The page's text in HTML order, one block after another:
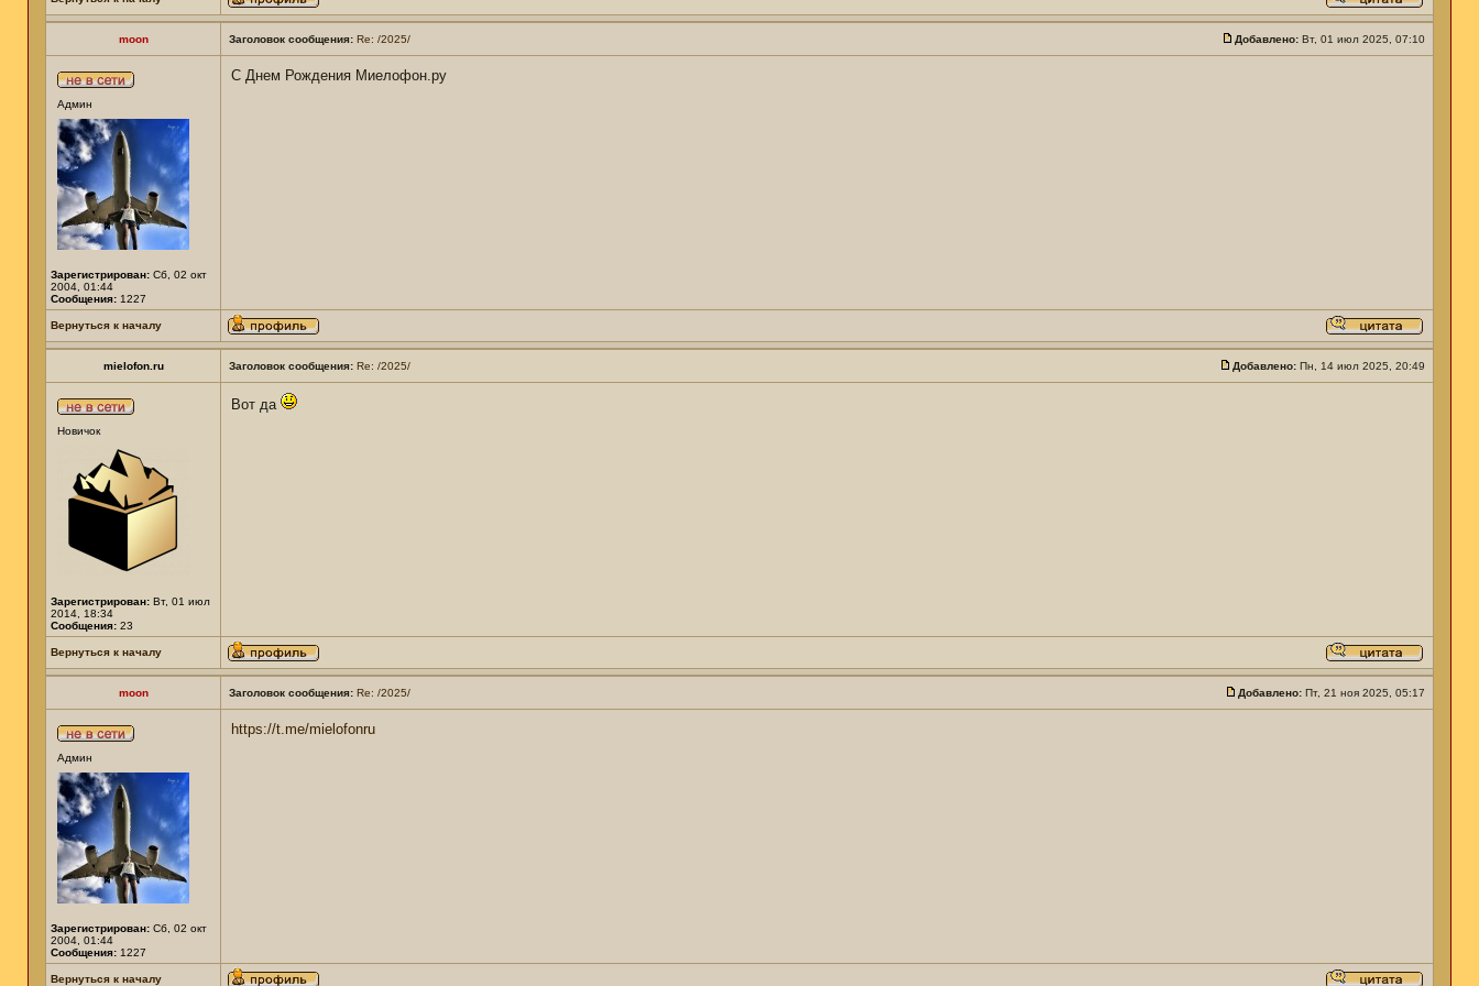
moon Заголовок сообщения: Re: /2025/ Добавлено: Вт, 01 июл 2025, 07:10
Админ
Зарегистрирован: Сб, 02 окт
2004, 01:44
Сообщения: 1227
С Днем Рождения Миелофон.ру
Вернуться к началу
mielofon.ru Заголовок сообщения: Re: /2025/ Добавлено: Пн, 14 июл 2025, 20:49
Новичок
Зарегистрирован: Вт, 01 июл
2014, 18:34
Сообщения: 23
Вот да
Вернуться к началу
moon Заголовок сообщения: Re: /2025/ Добавлено: Пт, 21 ноя 2025, 05:17
Админ
Зарегистрирован: Сб, 02 окт
2004, 01:44
Сообщения: 1227
https://t.me/mielofonru
Вернуться к началу